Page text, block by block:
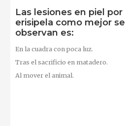
Las lesiones en piel por
erisipela como mejor se
observan es:
En la cuadra con poca luz.
Tras el sacrificio en matadero.
Al mover el animal.